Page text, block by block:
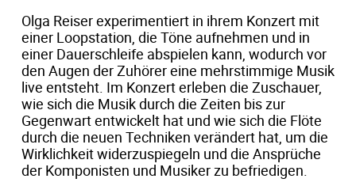
Olga Reiser experimentiert in ihrem Konzert mit
einer Loopstation, die Töne aufnehmen und in
einer Dauerschleife abspielen kann, wodurch vor
den Augen der Zuhörer eine mehrstimmige Musik
live entsteht. Im Konzert erleben die Zuschauer,
wie sich die Musik durch die Zeiten bis zur
Gegenwart entwickelt hat und wie sich die Flöte
durch die neuen Techniken verändert hat, um die
Wirklichkeit widerzuspiegeln und die Ansprüche
der Komponisten und Musiker zu befriedigen.